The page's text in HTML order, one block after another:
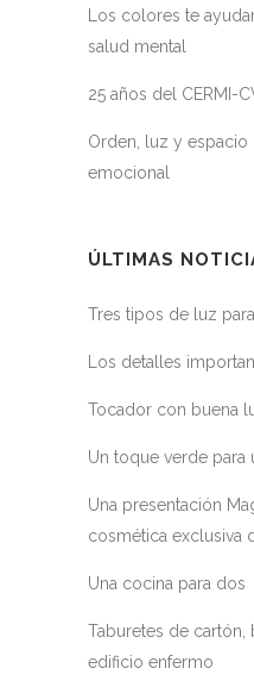
Los colores te
salud mental
25 años del CERMI-
Orden, luz y espacio
emocional
ÚLTIMAS
Tres tipos de luz
Los detalles importan
Tocador con buena
Un toque verde para
Una presentación
cosmética exclusiva
Una cocina para dos
Taburetes de
edificio enfermo